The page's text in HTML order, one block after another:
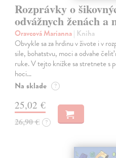
Rozprávky o
odvážnych ženách
Oravcová Marianna| Kniha
Obvykle sa za hrdinu v živote i v
sile, bohatstvu, moci a odvahe čeliť
ruke. V tejto knižke sa stretnete s
hoci…
Na sklade ?
25,02 €
26,90 € ?